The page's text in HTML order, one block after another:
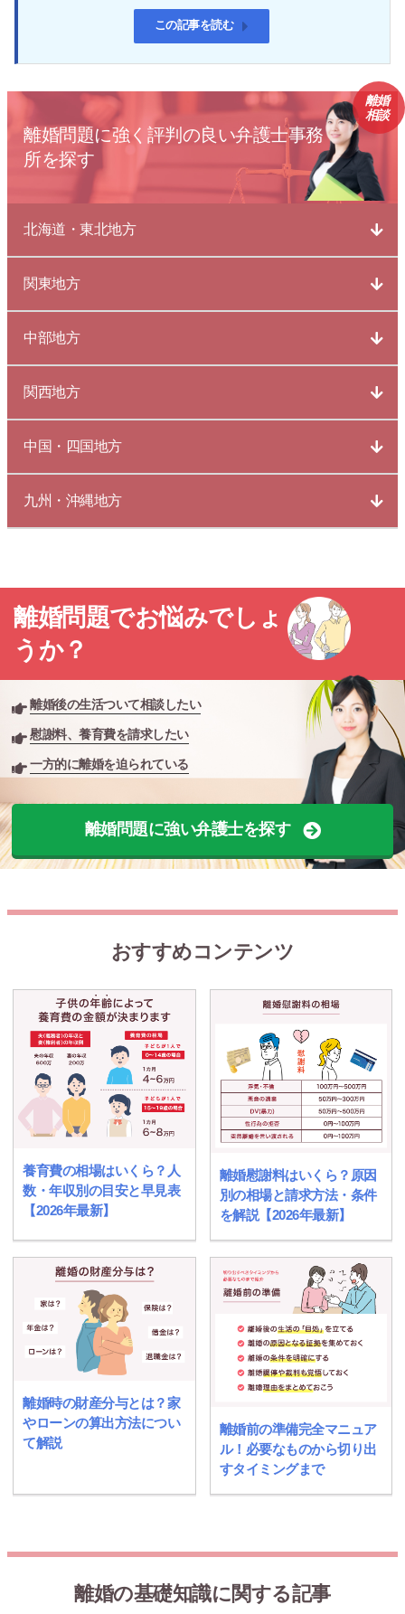
この記事を読む
離婚問題に強く評判の良い弁護士事務
所を探す
離婚
相談
北海道・東北地方
関東地方
中部地方
関西地方
中国・四国地方
九州・沖縄地方
離婚問題でお悩みでしょ
うか？
離婚後の生活ついて相談したい
慰謝料、養育費を請求したい
一方的に離婚を迫られている
離婚問題に強い弁護士を探す
おすすめコンテンツ
養育費の相場はいくら？人
数・年収別の目安と早見表
【2026年最新】
離婚慰謝料はいくら？原因
別の相場と請求方法・条件
を解説【2026年最新】
離婚時の財産分与とは？家
やローンの算出方法につい
て解説
離婚前の準備完全マニュア
ル！必要なものから切り出
すタイミングまで
離婚の基礎知識に関する記事